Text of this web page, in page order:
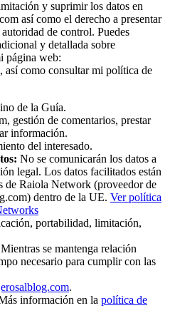
y suprimir los datos en
así como el derecho a presentar
de control. Puedes
y detallada sobre
página web:
así como consultar mi política de
de la Guía.
gestión de comentarios, prestar
información.
del interesado.
No se comunicarán los datos a
legal. Los datos facilitados están
de Raiola Network (proveedor de
dentro de la UE. Ver política
portabilidad, limitación,
Mientras se mantenga relación
necesario para cumplir con las
.
información en la política de